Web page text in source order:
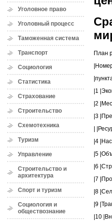
Уголовное право
Уголовный процесс
Таможенная система
Транспорт
Социология
Статистика
Страхование
Строительство
Схемотехника
Туризм
Управление
Строительство и
архитектура
Спорт и туризм
Социология и
обществознание
План
|1
|2
|3
|
|4
|5
|6
|7
|8
|9
|10